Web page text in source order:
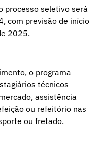
processo seletivo será
com previsão de início
2025.
o programa
técnicos
assistência
ou refeitório nas
ou fretado.